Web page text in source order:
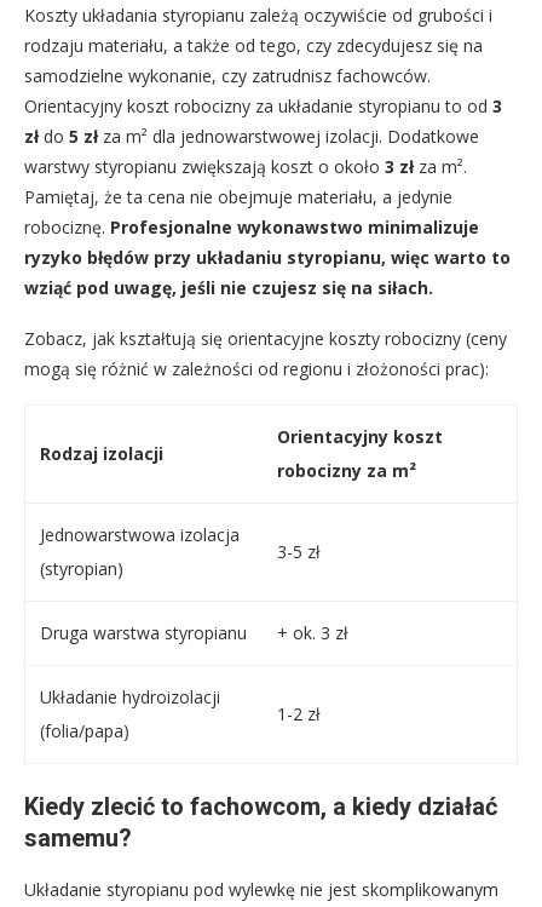
Koszty układania styropianu zależą oczywiście od grubości i
rodzaju materiału, a także od tego, czy zdecydujesz się na
samodzielne wykonanie, czy zatrudnisz fachowców.
Orientacyjny koszt robocizny za układanie styropianu to od 3
złdo 5 złza m² dla jednowarstwowej izolacji. Dodatkowe
warstwy styropianu zwiększają koszt o około 3 złza m².
Pamiętaj, że ta cena nie obejmuje materiału, a jedynie
robociznę. Profesjonalne wykonawstwo minimalizuje
ryzyko błędów przy układaniu styropianu, więc warto to
wziąć pod uwagę, jeśli nie czujesz się na siłach.
Zobacz, jak kształtują się orientacyjne koszty robocizny (ceny
mogą się różnić w zależności od regionu i złożoności prac):
Rodzaj izolacji
Orientacyjny koszt
robocizny za m²
Jednowarstwowa izolacja
(styropian)
3-5 zł
Druga warstwa styropianu + ok. 3 zł
Układanie hydroizolacji
(folia/papa)
1-2 zł
Kiedy zlecić to fachowcom, a kiedy działać
samemu?
Układanie styropianu pod wylewkę nie jest skomplikowanym